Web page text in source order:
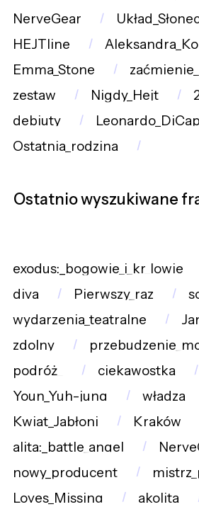
NerveGear
HEJTline
Emma_Stone
zestaw
Nigdy_Hejt
debiuty
Ostatnia_rodzina
Ostatnio wyszukiwane
exodus:_bogowie_i_kr_lowie
diva
Pierwszy_raz
wydarzenia_teatralne
zdolny
podróż_
ciekawostka
Youn_Yuh-jung
władza
Kwiat_Jabłoni
Kraków
alita:_battle_angel
nowy_producent
Loves_Missing
akolita